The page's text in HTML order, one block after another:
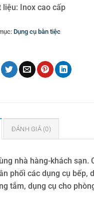
liệu: Inox cao cấp
Dụng cụ bàn tiệc
ĐÁNH GIÁ (0)
nhà hàng-khách sạn.
phối các dụng cụ bếp,
tắm, dụng cụ cho